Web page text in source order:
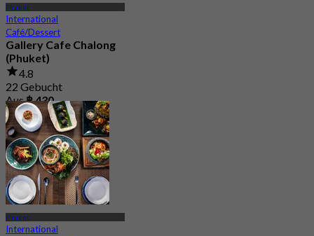
Phuket
International
Café/Dessert
Gallery Cafe Chalong
(Phuket)
4.8
22 Gebucht
Aus฿ 430
Phuket
International